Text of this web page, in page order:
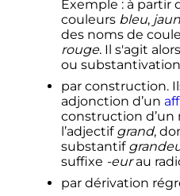
Exemple : à partir
couleurs bleu,
des noms de
rouge. Il s'agit
ou substantivation
par construction.
adjonction d’un
construction d’un
l’adjectif grand,
substantif
suffixe -eurau
par dérivation